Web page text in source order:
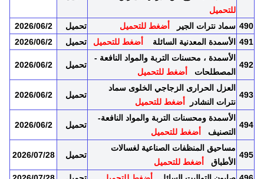
للتحميل
490 سماد نترات الجير أضغط للتحميل تحميل
2026/06/2
491
الأسمدة المعدنية السائلة أضغط للتحميل تحميل 2026/06/2
492
الأسمدة ، محسنات التربة والمواد النافعة -
المصطلحات
أضغط للتحميل
تحميل 2026/06/2
493
العزل الحرارى الزجاجي الخلوى سماد
نترات النشادر
أضغط للتحميل
تحميل 2026/06/2
494
الأسمدة ومحسنات التربة والمواد النافعة-
التصنيف
أضغط للتحميل
تحميل 2026/06/2
495
مساحيق المنظفات الصناعية لغسالات
الأطباق
أضغط للتحميل
تحميل 2026/07/28